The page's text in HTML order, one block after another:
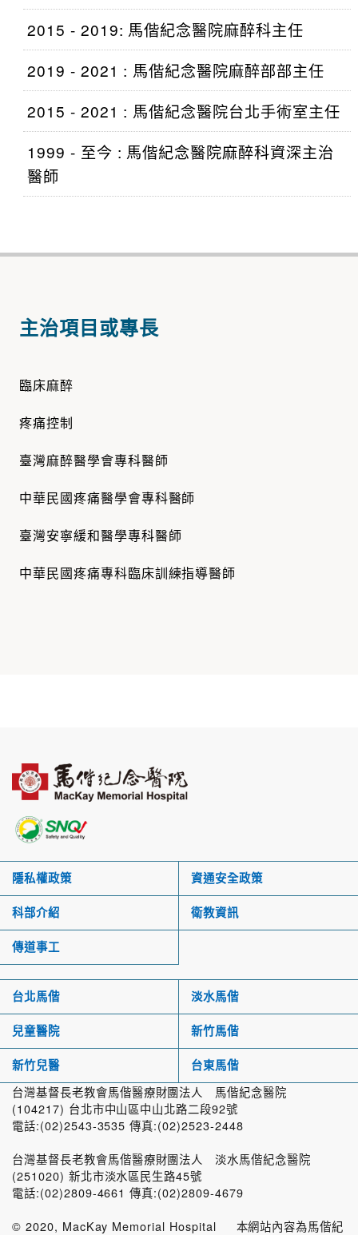
2015 - 2019: 馬偕紀念醫院麻醉科主任
2019 - 2021 : 馬偕紀念醫院麻醉部部主任
2015 - 2021 : 馬偕紀念醫院台北手術室主任
1999 - 至今 : 馬偕紀念醫院麻醉科資深主治
醫師
主治項目或專長
臨床麻醉
疼痛控制
臺灣麻醉醫學會專科醫師
中華民國疼痛醫學會專科醫師
臺灣安寧緩和醫學專科醫師
中華民國疼痛專科臨床訓練指導醫師
隱私權政策 資通安全政策
科部介紹 衛教資訊
傳道事工
台北馬偕 淡水馬偕
兒童醫院 新竹馬偕
新竹兒醫 台東馬偕
台灣基督長老教會馬偕醫療財團法人 馬偕紀念醫院
(104217) 台北市中山區中山北路二段92號
電話:(02)2543-3535 傳真:(02)2523-2448
台灣基督長老教會馬偕醫療財團法人 淡水馬偕紀念醫院
(251020) 新北市淡水區民生路45號
電話:(02)2809-4661 傳真:(02)2809-4679
© 2020, MacKay Memorial Hospital 本網站內容為馬偕紀